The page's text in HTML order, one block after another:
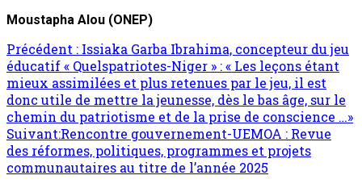
Moustapha Alou (ONEP)
Précédent : Issiaka Garba Ibrahima, concepteur du jeu
éducatif « Quelspatriotes-Niger » : « Les leçons étant
mieux assimilées et plus retenues par le jeu, il est
donc utile de mettre la jeunesse, dès le bas âge, sur le
chemin du patriotisme et de la prise de conscience …»
Suivant:Rencontre gouvernement-UEMOA : Revue
des réformes, politiques, programmes et projets
communautaires au titre de l’année 2025